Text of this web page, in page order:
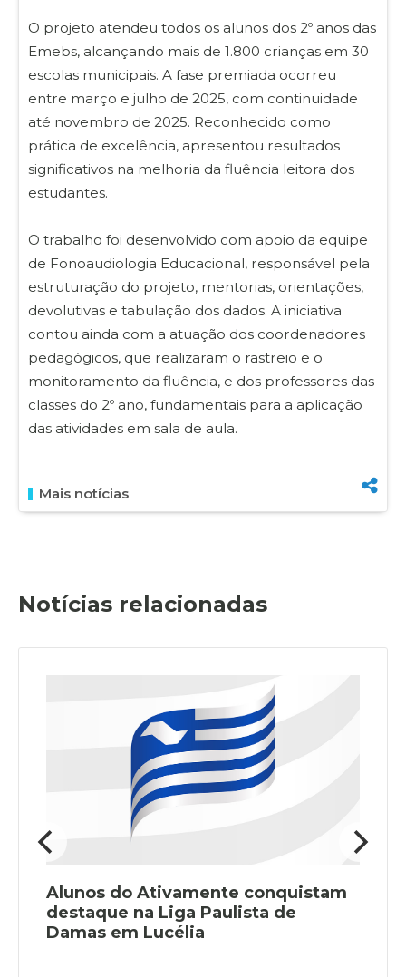
O projeto atendeu todos os alunos dos 2º anos das
Emebs, alcançando mais de 1.800 crianças em 30
escolas municipais. A fase premiada ocorreu
entre março e julho de 2025, com continuidade
até novembro de 2025. Reconhecido como
prática de excelência, apresentou resultados
significativos na melhoria da fluência leitora dos
estudantes.
O trabalho foi desenvolvido com apoio da equipe
de Fonoaudiologia Educacional, responsável pela
estruturação do projeto, mentorias, orientações,
devolutivas e tabulação dos dados. A iniciativa
contou ainda com a atuação dos coordenadores
pedagógicos, que realizaram o rastreio e o
monitoramento da fluência, e dos professores das
classes do 2º ano, fundamentais para a aplicação
das atividades em sala de aula.
Mais notícias
Notícias relacionadas
Conexões Pedagógicas
integração entre escolas da
municipal